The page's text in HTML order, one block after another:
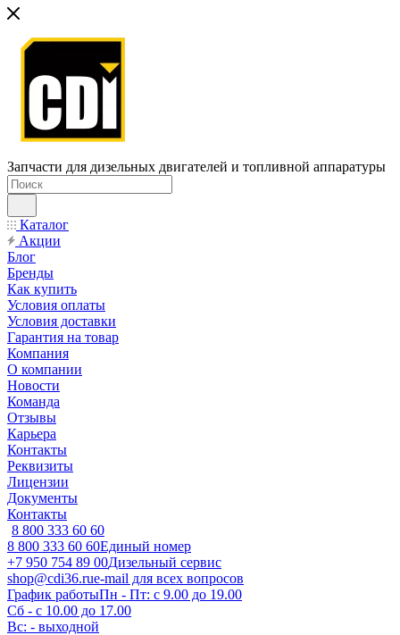
Запчасти для дизельных двигателей и топливной аппаратуры
Каталог
Акции
Блог
Бренды
Как купить
Условия оплаты
Условия доставки
Гарантия на товар
Компания
О компании
Новости
Команда
Отзывы
Карьера
Контакты
Реквизиты
Лицензии
Документы
Контакты
8 800 333 60 60
8 800 333 60 60Единый номер
+7 950 754 89 00Дизельный сервис
shop@cdi36.rue-mail для всех вопросов
График работыПн - Пт: с 9.00 до 19.00
Сб - с 10.00 до 17.00
Вс: - выходной